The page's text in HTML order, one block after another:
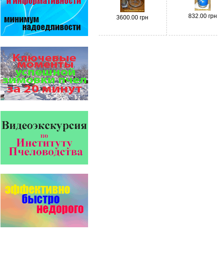
Пчеловоды-долгожители
По результатам
статистического
исследования по
лет…
Варроадез - это лучшее
современное средство
для лечения варроатоза и
действует на два вида
клеща…
Препараты для лечения пчел
обеспечивают самые высокие
показатели сохранности
пчел и рентабельность
пасеки.
поочередное применение
препаратов ЗАО
АГРОБИОПРОМ :Апидез,
Варроадез, Амипол-Т
Пчёлы умеют считать до
четырёх.
Проведя серию
3600.00 грн 832.00 грн